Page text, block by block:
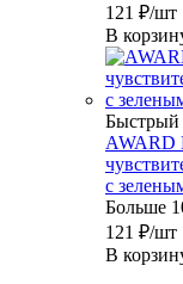
121 ₽/шт
В
Быстрый
AWARD
с
Больше
121 ₽/шт
В